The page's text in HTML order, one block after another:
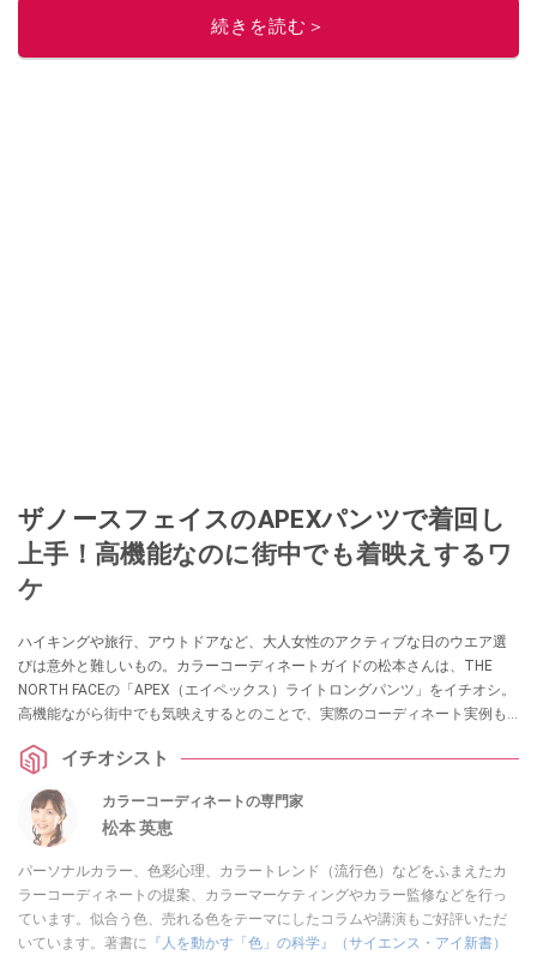
続きを読む＞
ザノースフェイスのAPEXパンツで着回し
上手！高機能なのに街中でも着映えするワ
ケ
ハイキングや旅行、アウトドアなど、大人女性のアクティブな日のウエア選
びは意外と難しいもの。カラーコーディネートガイドの松本さんは、THE
NORTH FACEの「APEX（エイペックス）ライトロングパンツ」をイチオシ。
高機能ながら街中でも気映えするとのことで、実際のコーディネート実例も
イチオシスト
カラーコーディネートの専門家
松本 英恵
パーソナルカラー、色彩心理、カラートレンド（流行色）などをふまえたカ
ラーコーディネートの提案、カラーマーケティングやカラー監修などを行っ
ています。似合う色、売れる色をテーマにしたコラムや講演もご好評いただ
いています。著書に 『人を動かす「色」の科学』（サイエンス・アイ新書）